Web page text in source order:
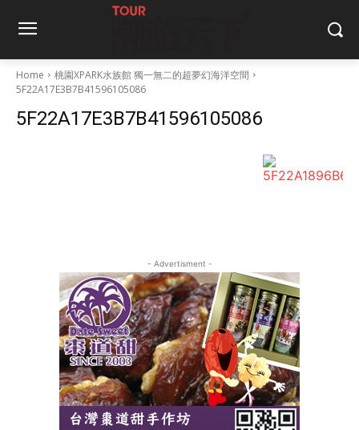
Home
桃園XPARK水族館 獨一無二的超夢幻海洋空間
5F22A17E3B7B41596105086
5F22A17E3B7B41596105086
- Advertisment -